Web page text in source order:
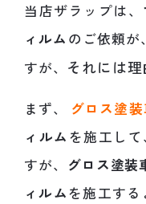
当店ザラップは、
ィルム のご依頼が
すが、 それには
まず、 グロス塗装
ィルム を施工し
すが、 グロス塗
ィルムを施工する